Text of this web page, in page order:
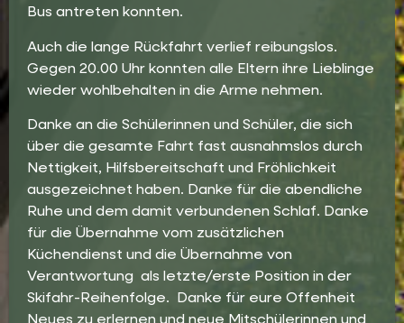
Bus antreten konnten.
Auch die lange Rückfahrt verlief reibungslos.
Gegen 20.00 Uhr konnten alle Eltern ihre Lieblinge
wieder wohlbehalten in die Arme nehmen.
Danke an die Schülerinnen und Schüler, die sich
über die gesamte Fahrt fast ausnahmslos durch
Nettigkeit, Hilfsbereitschaft und Fröhlichkeit
ausgezeichnet haben. Danke für die abendliche
Ruhe und dem damit verbundenen Schlaf. Danke
für die Übernahme vom zusätzlichen
Küchendienst und die Übernahme von
Verantwortung als letzte/erste Position in der
Skifahr-Reihenfolge. Danke für eure Offenheit